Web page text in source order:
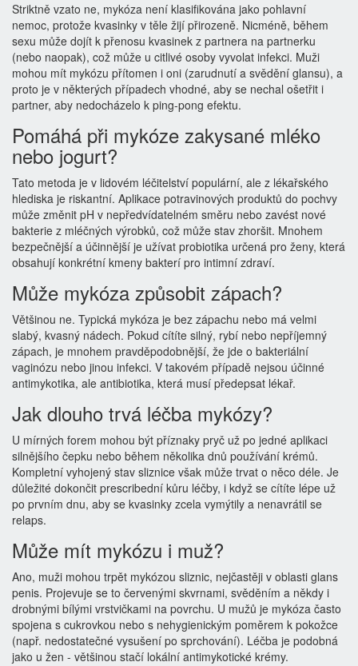
Striktně vzato ne, mykóza není klasifikována jako pohlavní
nemoc, protože kvasinky v těle žijí přirozeně. Nicméně, během
sexu může dojít k přenosu kvasinek z partnera na partnerku
(nebo naopak), což může u citlivé osoby vyvolat infekci. Muži
mohou mít mykózu přítomen i oni (zarudnutí a svědění glansu), a
proto je v některých případech vhodné, aby se nechal ošetřit i
partner, aby nedocházelo k ping-pong efektu.
Pomáhá při mykóze zakysané mléko
nebo jogurt?
Tato metoda je v lidovém léčitelství populární, ale z lékařského
hlediska je riskantní. Aplikace potravinových produktů do pochvy
může změnit pH v nepředvídatelném směru nebo zavést nové
bakterie z mléčných výrobků, což může stav zhoršit. Mnohem
bezpečnější a účinnější je užívat probiotika určená pro ženy, která
obsahují konkrétní kmeny bakterí pro intimní zdraví.
Může mykóza způsobit zápach?
Většinou ne. Typická mykóza je bez zápachu nebo má velmi
slabý, kvasný nádech. Pokud cítíte silný, rybí nebo nepříjemný
zápach, je mnohem pravděpodobnější, že jde o bakteriální
vaginózu nebo jinou infekci. V takovém případě nejsou účinné
antimykotika, ale antibiotika, která musí předepsat lékař.
Jak dlouho trvá léčba mykózy?
U mírných forem mohou být příznaky pryč už po jedné aplikaci
silnějšího čepku nebo během několika dnů používání krémů.
Kompletní vyhojený stav sliznice však může trvat o něco déle. Je
důležité dokončit prescribední kůru léčby, i když se cítíte lépe už
po prvním dnu, aby se kvasinky zcela vymýtily a nenavrátil se
relaps.
Může mít mykózu i muž?
Ano, muži mohou trpět mykózou sliznic, nejčastěji v oblasti glans
penis. Projevuje se to červenými skvrnami, svěděním a někdy i
drobnými bílými vrstvičkami na povrchu. U mužů je mykóza často
spojena s cukrovkou nebo s nehygienickým poměrem k pokožce
(např. nedostatečné vysušení po sprchování). Léčba je podobná
jako u žen - většinou stačí lokální antimykotické krémy.